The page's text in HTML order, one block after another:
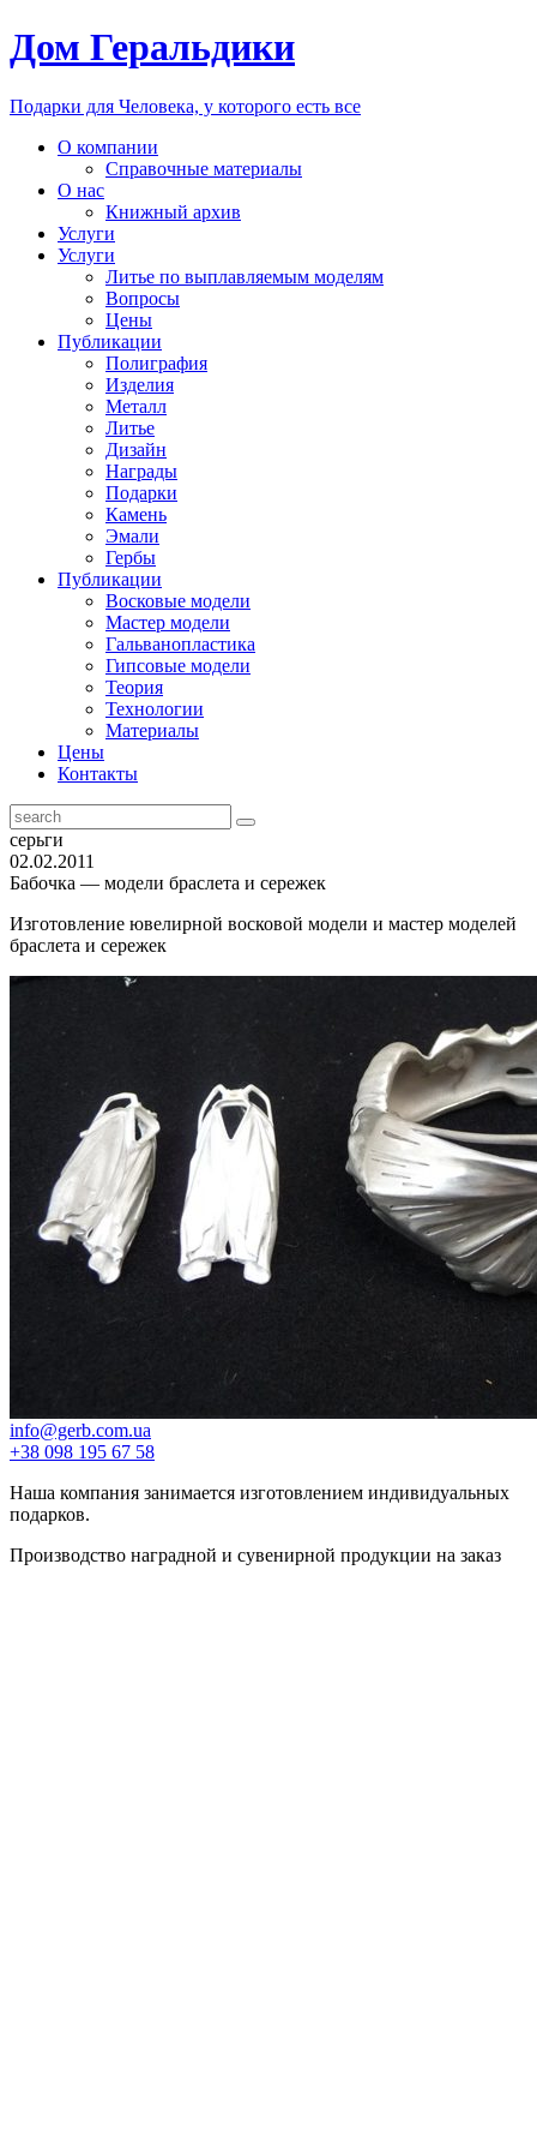
Дом Геральдики
Подарки для Человека, у которого есть все
О компании
Справочные материалы
О нас
Книжный архив
Услуги
Услуги
Литье по выплавляемым моделям
Вопросы
Цены
Публикации
Полиграфия
Изделия
Металл
Литье
Дизайн
Награды
Подарки
Камень
Эмали
Гербы
Публикации
Восковые модели
Мастер модели
Гальванопластика
Гипсовые модели
Теория
Технологии
Материалы
Цены
Контакты
серьги
02.02.2011
Бабочка — модели браслета и сережек
Изготовление ювелирной восковой модели и мастер моделей
браслета и сережек
info@gerb.com.ua
+38 098 195 67 58
Наша компания занимается изготовлением индивидуальных
подарков.
Производство наградной и сувенирной продукции на заказ